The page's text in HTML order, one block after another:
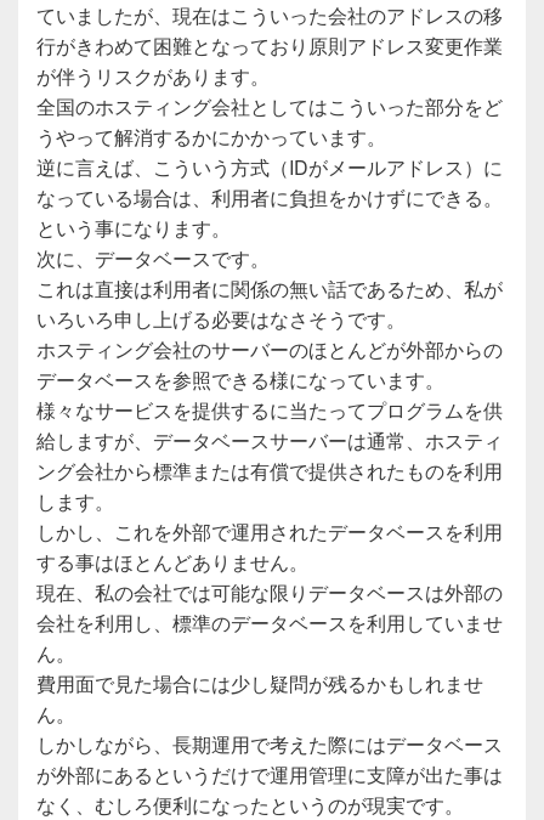
ていましたが、現在はこういった会社のアドレスの移
行がきわめて困難となっており原則アドレス変更作業
が伴うリスクがあります。
全国のホスティング会社としてはこういった部分をど
うやって解消するかにかかっています。
逆に言えば、こういう方式（IDがメールアドレス）に
なっている場合は、利用者に負担をかけずにできる。
という事になります。
次に、データベースです。
これは直接は利用者に関係の無い話であるため、私が
いろいろ申し上げる必要はなさそうです。
ホスティング会社のサーバーのほとんどが外部からの
データベースを参照できる様になっています。
様々なサービスを提供するに当たってプログラムを供
給しますが、データベースサーバーは通常、ホスティ
ング会社から標準または有償で提供されたものを利用
します。
しかし、これを外部で運用されたデータベースを利用
する事はほとんどありません。
現在、私の会社では可能な限りデータベースは外部の
会社を利用し、標準のデータベースを利用していませ
ん。
費用面で見た場合には少し疑問が残るかもしれませ
ん。
しかしながら、長期運用で考えた際にはデータベース
が外部にあるというだけで運用管理に支障が出た事は
なく、むしろ便利になったというのが現実です。